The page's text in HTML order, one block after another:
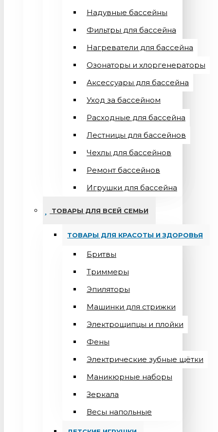
Надувные бассейны
Фильтры для бассейна
Нагреватели для бассейна
Озонаторы и хлоргенераторы
Аксессуары для бассейна
Уход за бассейном
Расходные для бассейна
Лестницы для бассейнов
Чехлы для бассейнов
Ремонт бассейнов
Игрушки для бассейна
ТОВАРЫ ДЛЯ ВСЕЙ СЕМЬИ
ТОВАРЫ ДЛЯ КРАСОТЫ И ЗДОРОВЬЯ
Бритвы
Триммеры
Эпиляторы
Машинки для стрижки
Электрощипцы и плойки
Фены
Электрические зубные щётки
Маникюрные наборы
Зеркала
Весы напольные